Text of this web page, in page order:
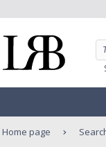
Home page